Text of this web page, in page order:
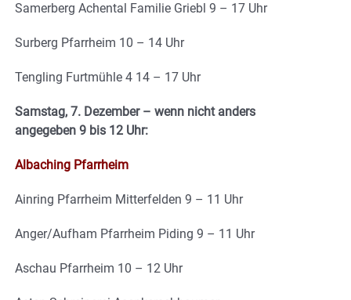
Samerberg Achental Familie Griebl 9 – 17 Uhr
Surberg Pfarrheim 10 – 14 Uhr
Tengling Furtmühle 4 14 – 17 Uhr
Samstag, 7. Dezember – wenn nicht anders
angegeben 9 bis 12 Uhr:
Albaching Pfarrheim
Ainring Pfarrheim Mitterfelden 9 – 11 Uhr
Anger/Aufham Pfarrheim Piding 9 – 11 Uhr
Aschau Pfarrheim 10 – 12 Uhr